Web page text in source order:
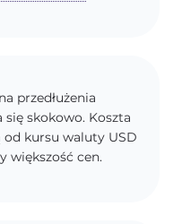
przedłużenia
się skokowo. Koszta
kursu waluty USD
większość cen.